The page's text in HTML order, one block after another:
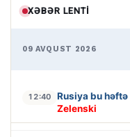
XƏBƏR LENTI
09 AVQUST 2026
12:40 Rusiya bu
Zelenski